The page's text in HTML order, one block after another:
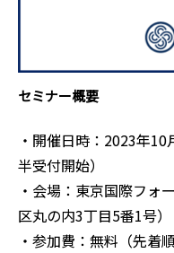
セミナー概要
・開催日時：2023年
半受付開始）
・会場：東京国際フォ
区丸の内3丁目5番1号）
・参加費：無料（先着